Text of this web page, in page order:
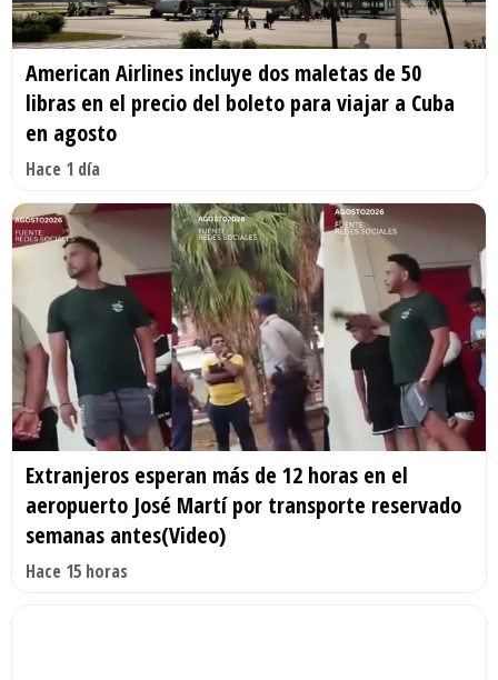
American Airlines incluye dos maletas de 50
libras en el precio del boleto para viajar a Cuba
en agosto
Hace 1 día
Extranjeros esperan más de 12 horas en el
aeropuerto José Martí por transporte reservado
semanas antes(Video)
Hace 15 horas